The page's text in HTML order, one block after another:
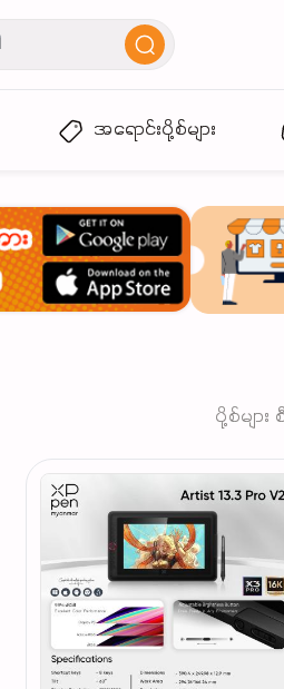
အရောင်းပို့စ်များ
ပို့စ်များ